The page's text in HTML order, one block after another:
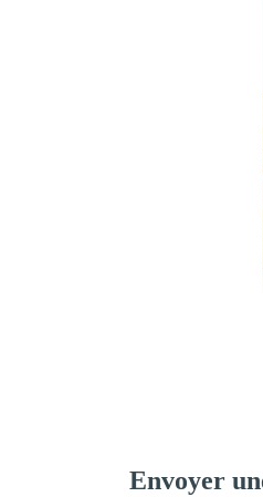
Envoyer